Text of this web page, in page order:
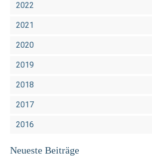
2022
2021
2020
2019
2018
2017
2016
Neueste Beiträge